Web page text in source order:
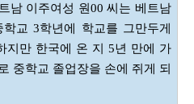
남 이주여성 원00 씨는 베트남
교 3학년에 학교를 그만두게
지만 한국에 온 지 5년 만에 가
중학교 졸업장을 손에 쥐게 되